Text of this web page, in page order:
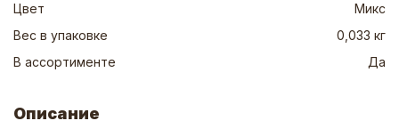
Цвет
Микс
Вес в упаковке
0,033 кг
В ассортименте
Да
Описание